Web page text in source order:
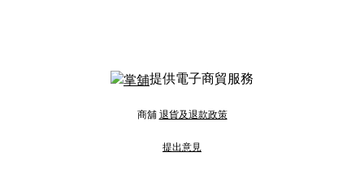
提供電子商貿服務
商舖 退貨及退款政策
提出意見